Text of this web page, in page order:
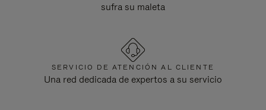
sufra su maleta
SERVICIO DE ATENCIÓN AL CLIENTE
Una red dedicada de expertos a su servicio